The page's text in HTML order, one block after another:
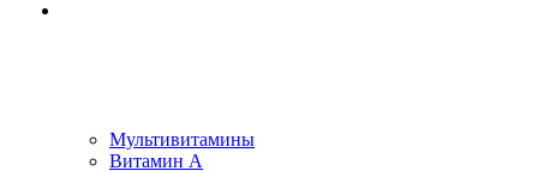
Мультивитамины
Витамин A